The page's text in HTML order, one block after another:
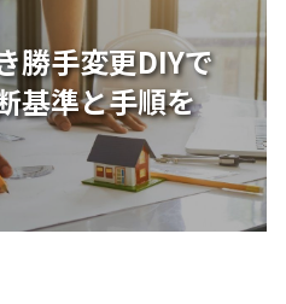
勝手変更DIYで
基準と手順を